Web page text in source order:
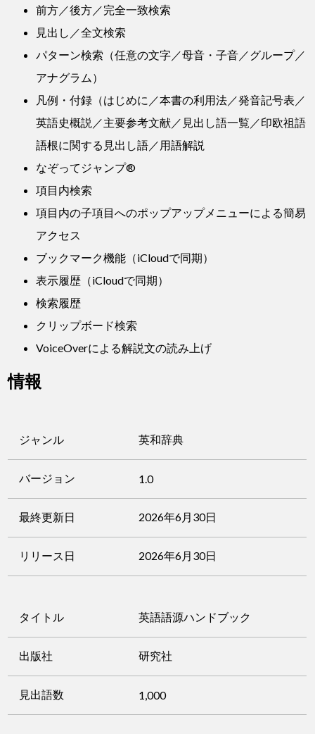
前方／後方／完全一致検索
見出し／全文検索
パターン検索（任意の文字／母音・子音／グループ／
アナグラム）
凡例・付録（はじめに／本書の利用法／発音記号表／
英語史概説／主要参考文献／見出し語一覧／印欧祖語
語根に関する見出し語／用語解説
なぞってジャンプ®
項目内検索
項目内の子項目へのポップアップメニューによる簡易
アクセス
ブックマーク機能（iCloudで同期）
表示履歴（iCloudで同期）
検索履歴
クリップボード検索
VoiceOverによる解説文の読み上げ
情報
ジャンル 英和辞典
バージョン 1.0
最終更新日 2026年6月30日
リリース日 2026年6月30日
タイトル 英語語源ハンドブック
出版社 研究社
見出語数 1,000